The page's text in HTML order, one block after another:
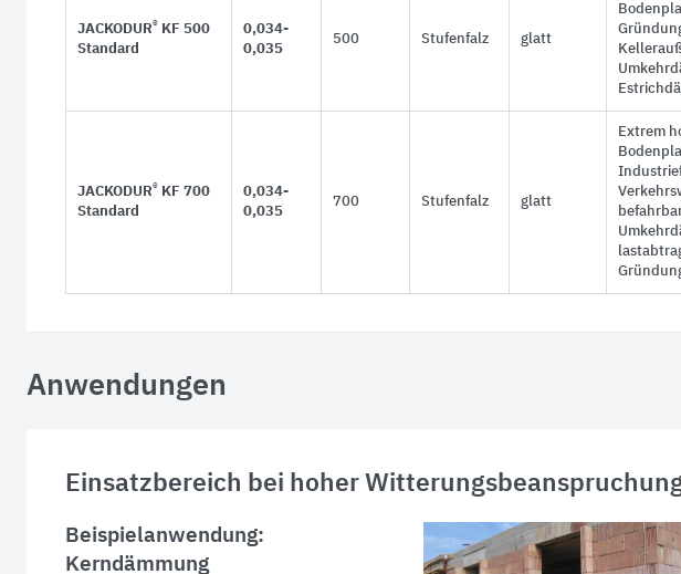
JACKODUR®KF 500
Standard
0,034-
0,035
500 Stufenfalz glatt
JACKODUR®KF 700
Standard
0,034-
0,035
700 Stufenfalz glatt
Extrem
Anwendungen
Einsatzbereich bei hoher
Beispielanwendung:
Kerndämmung